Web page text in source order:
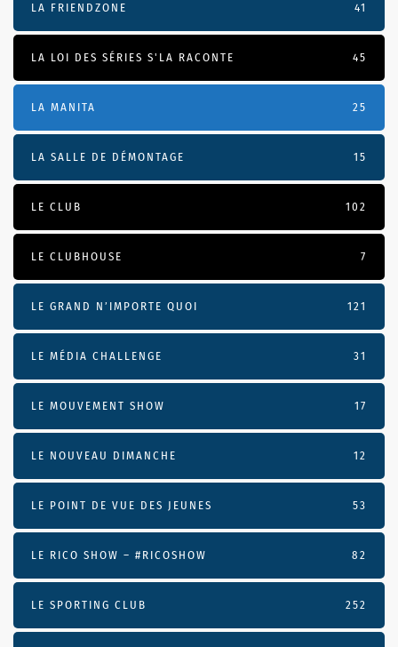
LA FRIENDZONE 41
LA LOI DES SÉRIES S'LA RACONTE 45
LA MANITA 25
LA SALLE DE DÉMONTAGE 15
LE CLUB 102
LE CLUBHOUSE 7
LE GRAND N’IMPORTE QUOI 121
LE MÉDIA CHALLENGE 31
LE MOUVEMENT SHOW 17
LE NOUVEAU DIMANCHE 12
LE POINT DE VUE DES JEUNES 53
LE RICO SHOW – #RICOSHOW 82
LE SPORTING CLUB 252